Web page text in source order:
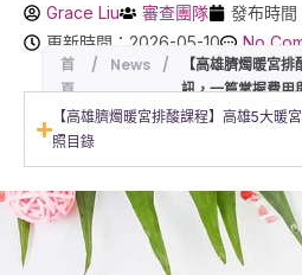
Grace Liu 審查團隊
發布時
更新時間：2026-05-10
No
首
頁
/ News /
【高雄臍燭暖宮
訊，一篇掌握費用
【高雄臍燭暖宮排酸課程】高雄5大暖
照目錄